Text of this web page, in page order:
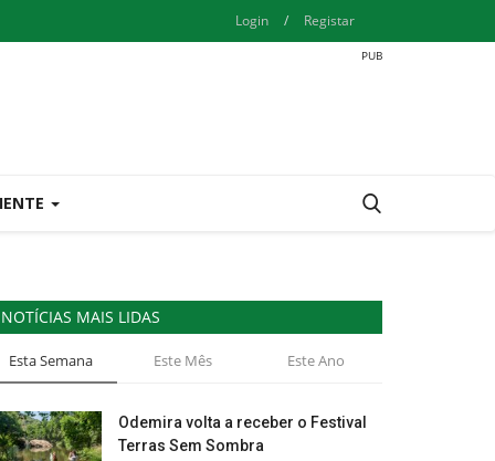
Login / Registar
NOTÍCIAS MAIS LIDAS
Esta Semana Este Mês Este Ano
Odemira volta a receber o Festival
Terras Sem Sombra